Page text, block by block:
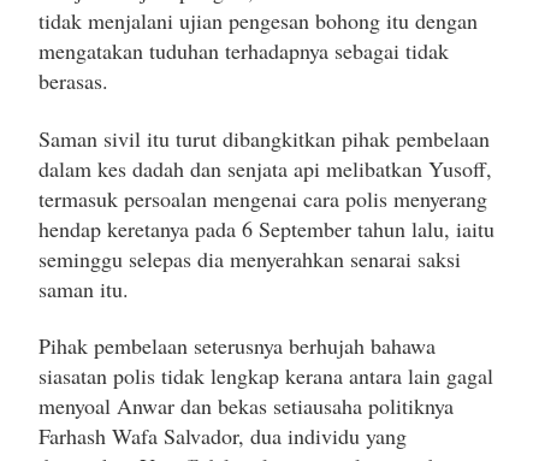
tidak menjalani ujian pengesan bohong itu dengan
mengatakan tuduhan terhadapnya sebagai tidak
berasas.
Saman sivil itu turut dibangkitkan pihak pembelaan
dalam kes dadah dan senjata api melibatkan Yusoff,
termasuk persoalan mengenai cara polis menyerang
hendap keretanya pada 6 September tahun lalu, iaitu
seminggu selepas dia menyerahkan senarai saksi
saman itu.
Pihak pembelaan seterusnya berhujah bahawa
siasatan polis tidak lengkap kerana antara lain gagal
menyoal Anwar dan bekas setiausaha politiknya
Farhash Wafa Salvador, dua individu yang